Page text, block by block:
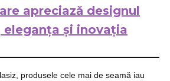
apreciază designul
eleganța și inovația
produsele cele mai de seamă iau